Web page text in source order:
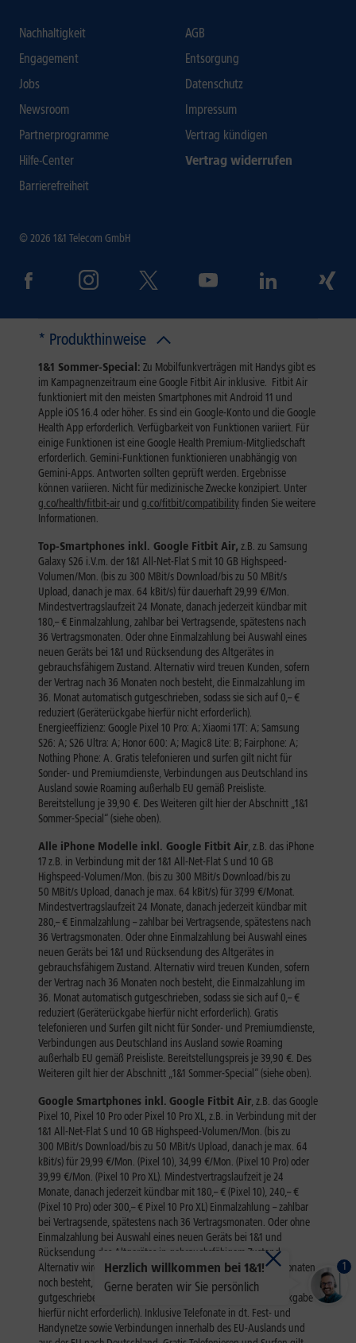
1
Herzlich willkommen bei 1&1!
Gerne beraten wir Sie persönlich
Nachhaltigkeit
Engagement
Jobs
Newsroom
Partnerprogramme
Hilfe-Center
Barrierefreiheit
AGB
Entsorgung
Datenschutz
Impressum
Vertrag kündigen
Vertrag widerrufen
© 2026 1&1 Telecom GmbH